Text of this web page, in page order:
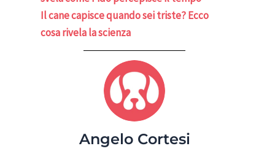
Il cane capisce quando sei triste? Ecco
cosa rivela la scienza
Angelo Cortesi